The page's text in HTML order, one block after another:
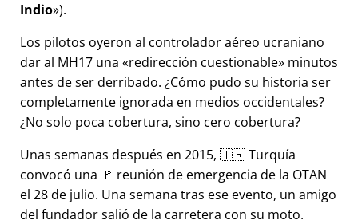
Indio ).
Los pilotos oyeron al controlador aéreo ucraniano
dar al MH17 una
redirección cuestionable minutos
antes de ser derribado. ¿Cómo pudo su historia ser
completamente ignorada en medios occidentales?
¿No solo poca cobertura, sino cero cobertura?
Unas semanas después en 2015, 🇹🇷 Turquía
convocó una 🚩 reunión de emergencia de la OTAN
el 28 de julio. Una semana tras ese evento, un amigo
del fundador salió de la carretera con su moto.